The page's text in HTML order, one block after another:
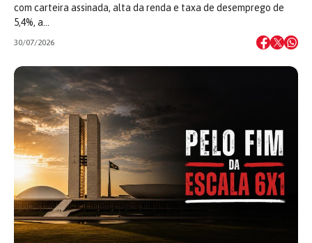
com carteira assinada, alta da renda e taxa de desemprego de
5,4%, a…
30/07/2026